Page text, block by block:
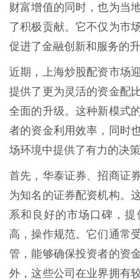
财富增值的同时，也为当
了积极贡献。它不仅为市
促进了金融创新和服务的升
近期，上海炒股配资市场
提供了更为灵活的资金配
全面的升级。这种新模式
者的资金利用效率，同时
场环境中提供了有力的决策
首先，华泰证券、招商证
为知名的证券配资机构。
系和良好的市场口碑，
高，操作规范。它们通常
管，能够确保投资者的资
外，这些公司在业界拥有